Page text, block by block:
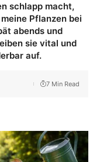
schlapp macht,
Pflanzen bei
abends und
sie vital und
auf.
7 Min Read